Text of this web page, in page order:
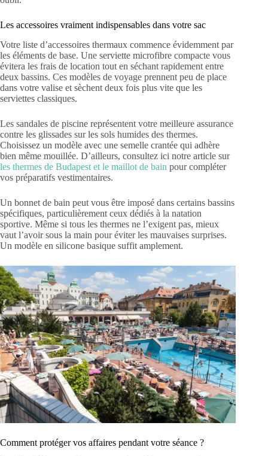
Les accessoires vraiment indispensables dans votre sac
Votre liste d’accessoires thermaux commence évidemment par
les éléments de base. Une serviette microfibre compacte vous
évitera les frais de location tout en séchant rapidement entre
deux bassins. Ces modèles de voyage prennent peu de place
dans votre valise et sèchent deux fois plus vite que les
serviettes classiques.
Les sandales de piscine représentent votre meilleure assurance
contre les glissades sur les sols humides des thermes.
Choisissez un modèle avec une semelle crantée qui adhère
bien même mouillée. D’ailleurs, consultez ici notre article sur
les thermes de Budapest et le maillot de bain pour compléter
vos préparatifs vestimentaires.
Un bonnet de bain peut vous être imposé dans certains bassins
spécifiques, particulièrement ceux dédiés à la natation
sportive. Même si tous les thermes ne l’exigent pas, mieux
vaut l’avoir sous la main pour éviter les mauvaises surprises.
Un modèle en silicone basique suffit amplement.
Comment protéger vos affaires pendant votre séance ?